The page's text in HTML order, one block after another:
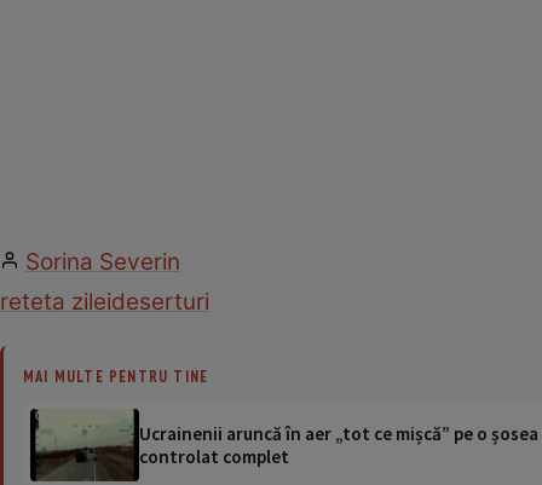
Sorina Severin
reteta zileideserturi
MAI MULTE PENTRU TINE
Ucrainenii aruncă în aer „tot ce mișcă” pe o
controlat complet